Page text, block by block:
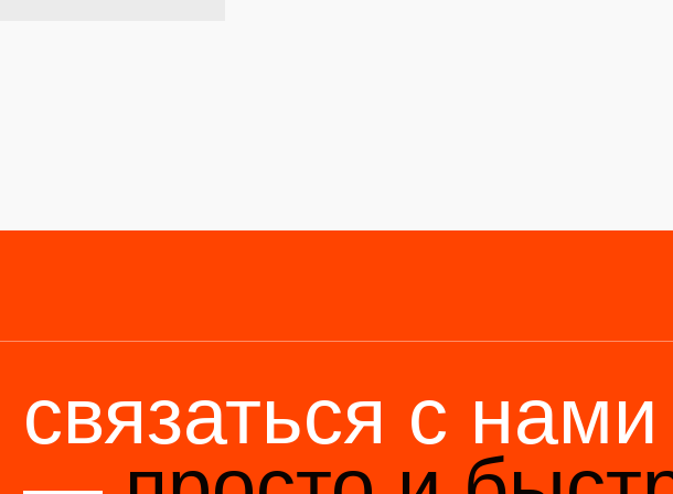
просто и быстро
Мы станем надёжным мостом между
86 (136) 00-08-